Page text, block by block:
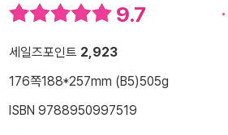
9.7
세일즈포인트 2,923
176쪽188*257mm (B5)505g
ISBN 9788950997519